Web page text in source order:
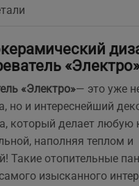
«Электро»
«Электро»— это уже
но и интереснейший
который делает любую
наполняя теплом и
Такие отопительные
изысканного